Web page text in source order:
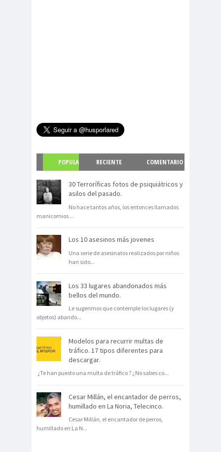
POPULA
R
RECIENTE
COMENTARIO
30 Terroríficas fotos de psiquiátricos y
asilos del pasado.
No hace tantos años, los entonces llamados
manicomios ...
Los 10 asesinos más jovenes
Una serie de asesinatos realizados por niños
han sido...
Los 33 lugares abandonados más
bellos del mundo.
Le sugerimos que contemple los lugares (y
objetos) abando...
Modelos para recurrir multas de
tráfico. 17 tipos diferentes para
descargar.
¿Te han puesto una multa de tráfico ? ¿No sabes co...
Cesar Millán, el encantador de perros,
humillado en La Noria, Telecinco.
Cesar Millán, el encantador de perros,
humillado en La N...